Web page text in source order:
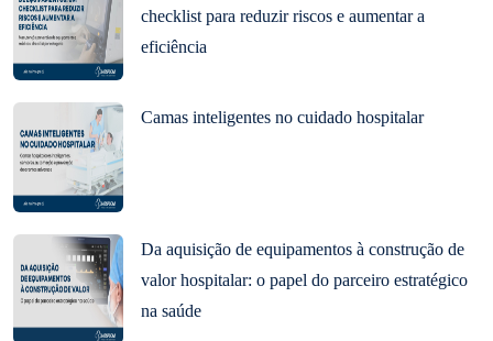
checklist para reduzir riscos e aumentar a
eficiência
Camas inteligentes no cuidado hospitalar
Da aquisição de equipamentos à construção de
valor hospitalar: o papel do parceiro estratégico
na saúde